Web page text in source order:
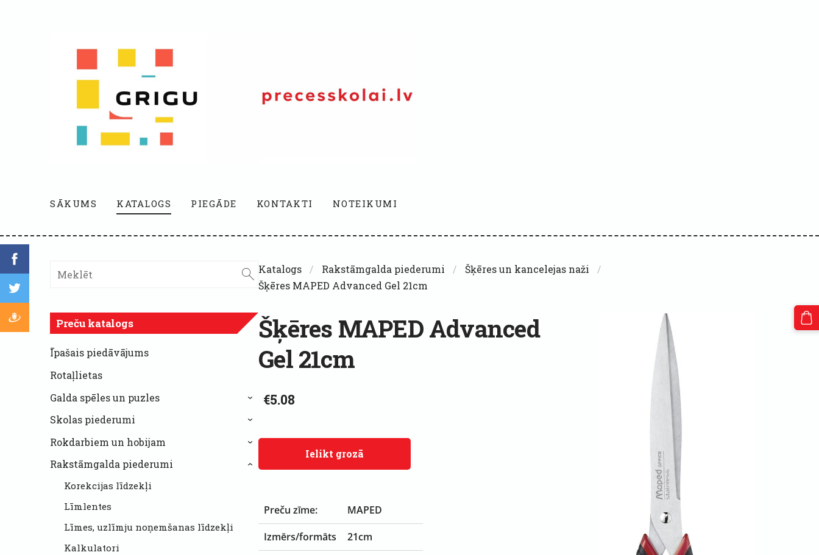
SĀKUMS KATALOGS PIEGĀDE KONTAKTI NOTEIKUMI
Preču katalogs
Īpašais piedāvājums
Rotaļlietas
Galda spēles un puzles
›
Skolas piederumi ›
Rokdarbiem un hobijam ›
Rakstāmgalda piederumi
Korekcijas līdzekļi
Līmlentes
Līmes, uzlīmju noņemšanas līdzekļi
Kalkulatori
›
Katalogs Rakstāmgalda piederumi
Šķēres un kancelejas naži
Šķēres MAPED Advanced Gel 21cm
Šķēres MAPED Advanced
Gel 21cm
€5.08
Ielikt grozā
Preču zīme:
MAPED
Izmērs/formāts
21cm